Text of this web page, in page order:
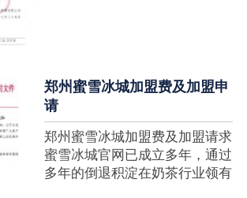
郑州蜜雪冰城加盟费及加盟申
请
郑州蜜雪冰城加盟费及加盟请求
蜜雪冰城官网已成立多年，通过
多年的倒退积淀在奶茶行业领有